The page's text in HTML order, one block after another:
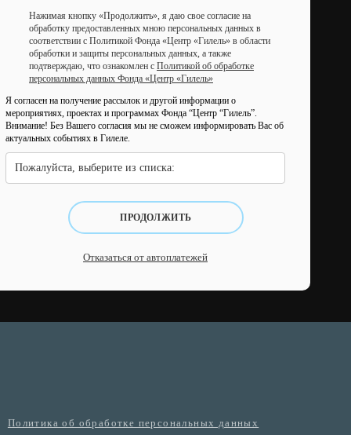
Нажимая кнопку «Продолжить», я даю свое согласие на
обработку предоставленных мною персональных данных в
соответствии с Политикой Фонда «Центр «Гилель» в области
обработки и защиты персональных данных, а также
подтверждаю, что ознакомлен с Политикой об обработке
персональных данных Фонда «Центр «Гилель»
Я согласен на получение рассылок и другой информации о
мероприятиях, проектах и программах Фонда “Центр “Гилель”.
Внимание! Без Вашего согласия мы не сможем информировать Вас об
актуальных событиях в Гилеле.
Пожалуйста, выберите из списка:
ПРОДОЛЖИТЬ
Отказаться от автоплатежей
Политика об обработке персональных данных